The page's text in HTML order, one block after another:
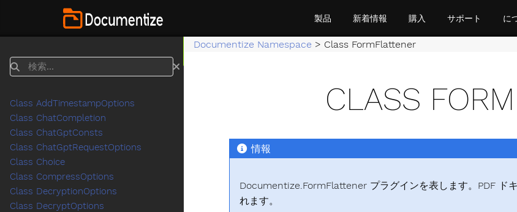
製品 新着情報 購入 サポート に
Documentize Namespace > Class FormFlattener
CLASS
情報
Documentize.FormFlattener プラグインを表します。PDF ド
れます。
検索
Class AddTimestampOptions
Class ChatCompletion
Class ChatGptConsts
Class ChatGptRequestOptions
Class Choice
Class CompressOptions
Class DecryptionOptions
Class DecryptOptions